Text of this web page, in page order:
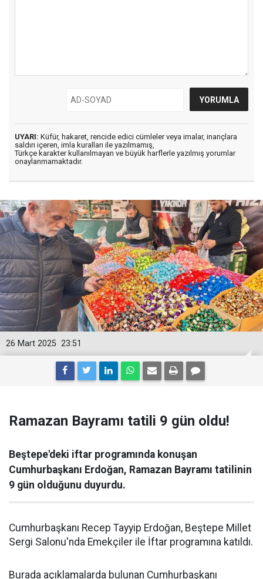
UYARI: Küfür, hakaret, rencide edici cümleler veya imalar, inançlara
saldırı içeren, imla kuralları ile yazılmamış,
Türkçe karakter kullanılmayan ve büyük harflerle yazılmış yorumlar
onaylanmamaktadır.
23:51
26 Mart 2025
Ramazan Bayramı tatili 9 gün oldu!
Beştepe'deki iftar programında konuşan
Cumhurbaşkanı Erdoğan, Ramazan Bayramı tatilinin
9 gün olduğunu duyurdu.
Cumhurbaşkanı Recep Tayyip Erdoğan, Beştepe Millet
Sergi Salonu'nda Emekçiler ile İftar programına katıldı.
Burada açıklamalarda bulunan Cumhurbaşkanı